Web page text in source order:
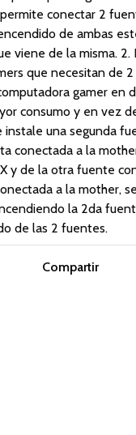
conectar 2
de ambas
viene de la misma. 2.
que necesitan de
gamer en
consumo y en vez
instale una segunda
conectada a la
y de la otra fuente
a la mother,
la 2da
de las 2 fuentes.
Compartir